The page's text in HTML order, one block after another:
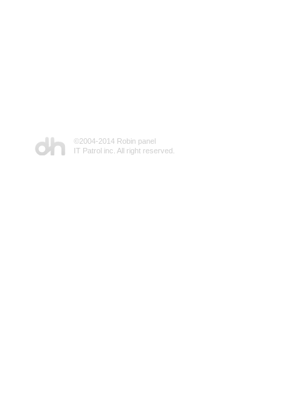
©2004-2014 Robin panel
IT Patrol inc. All right reserved.